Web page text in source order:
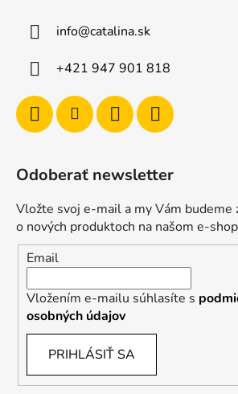
info@catalina.sk
+421 947 901 818
Odoberať newsletter
Vložte svoj e-mail a my Vám budeme
o nových produktoch na našom e-
Email
Vložením e-mailu súhlasíte s
osobných údajov
PRIHLÁSIŤ SA